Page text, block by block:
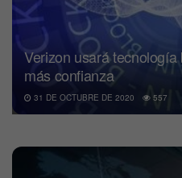
Verizon usará
más confianza
31 DE OCTUBRE DE 2020 557